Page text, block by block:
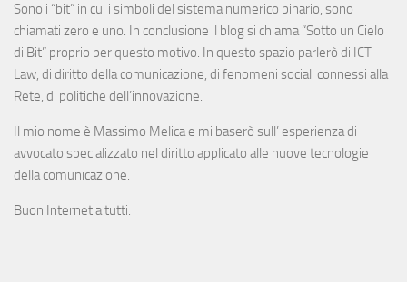
Sono i “bit” in cui i simboli del sistema numerico binario, sono
chiamati zero e uno. In conclusione il blog si chiama “Sotto un Cielo
di Bit” proprio per questo motivo. In questo spazio parlerò di ICT
Law, di diritto della comunicazione, di fenomeni sociali connessi alla
Rete, di politiche dell’innovazione.
Il mio nome è Massimo Melica e mi baserò sull’ esperienza di
avvocato specializzato nel diritto applicato alle nuove tecnologie
della comunicazione.
Buon Internet a tutti.